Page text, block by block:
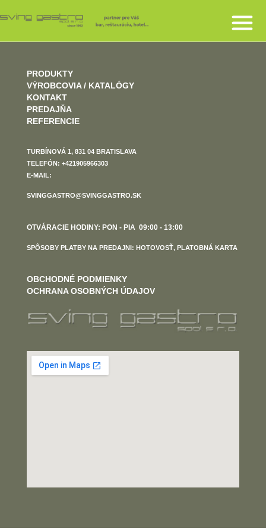
PRODUKTY
VÝROBCOVIA / KATALÓGY
KONTAKT
PREDAJŇA
REFERENCIE
TURBÍNOVÁ 1, 831 04 BRATISLAVA
TELEFÓN: +421905966303
E-MAIL:
SVINGGASTRO@SVINGGASTRO.SK
OTVÁRACIE HODINY: PON - PIA 09:00 - 13:00
SPÔSOBY PLATBY NA PREDAJNI: HOTOVOSŤ, PLATOBNÁ KARTA
OBCHODNÉ PODMIENKY
OCHRANA OSOBNÝCH ÚDAJOV